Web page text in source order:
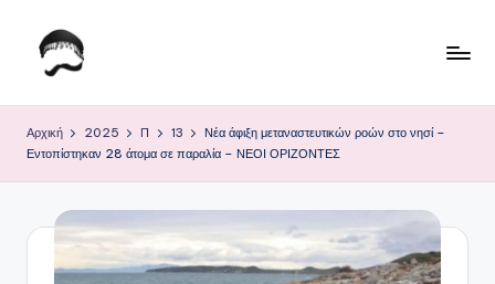
Μετάβαση
ο
Κ
Αρχική 2025 Π 13
Νέα άφιξη μεταναστευτικών ροών στο νησί –
Εντοπίστηκαν 28 άτομα σε παραλία – ΝΕΟΙ ΟΡΙΖΟΝΤΕΣ